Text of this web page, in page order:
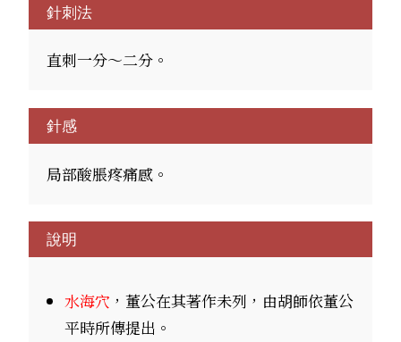
針刺法
直刺一分～二分。
針感
局部酸脹疼痛感。
說明
水海穴 ，董公在其著作未列，由胡師依董公
平時所傳提出。